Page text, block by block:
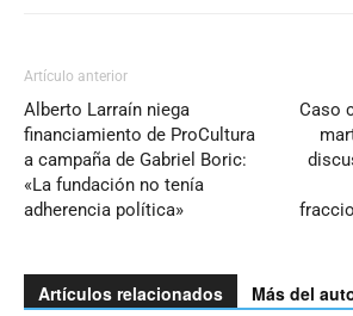
Artículo anterior
Alberto Larraín niega
financiamiento de ProCultura
a campaña de Gabriel Boric:
«La fundación no tenía
adherencia política»
Caso
Artículos relacionados Más del